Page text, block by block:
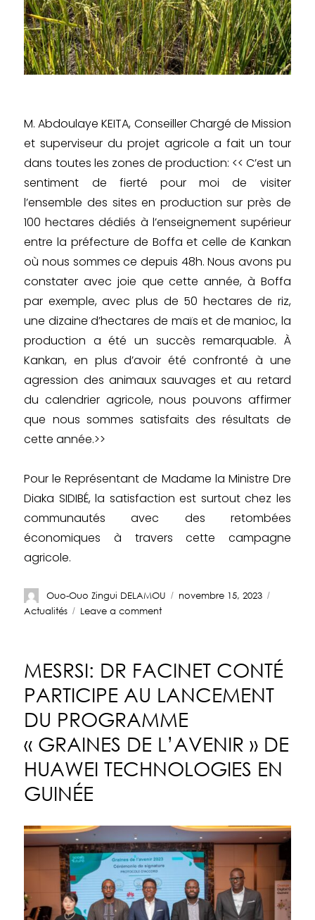
M. Abdoulaye KEITA, Conseiller Chargé de Mission
et superviseur du projet agricole a fait un tour
dans toutes les zones de production: << C’est un
sentiment de fierté pour moi de visiter
l’ensemble des sites en production sur près de
100 hectares dédiés à l’enseignement supérieur
entre la préfecture de Boffa et celle de Kankan
où nous sommes ce depuis 48h. Nous avons pu
constater avec joie que cette année, à Boffa
par exemple, avec plus de 50 hectares de riz,
une dizaine d’hectares de maïs et de manioc, la
production a été un succès remarquable. À
Kankan, en plus d’avoir été confronté à une
agression des animaux sauvages et au retard
du calendrier agricole, nous pouvons affirmer
que nous sommes satisfaits des résultats de
cette année.>>
Pour le Représentant de Madame la Ministre Dre
Diaka SIDIBÉ, la satisfaction est surtout chez les
communautés avec des retombées
économiques à travers cette campagne
agricole.
Ouo-Ouo Zingui DELAMOU
novembre 15, 2023
Actualités
Leave a comment
MESRSI: DR FACINET CONTÉ
PARTICIPE AU LANCEMENT
DU PROGRAMME
« GRAINES DE L’AVENIR » DE
HUAWEI TECHNOLOGIES EN
GUINÉE